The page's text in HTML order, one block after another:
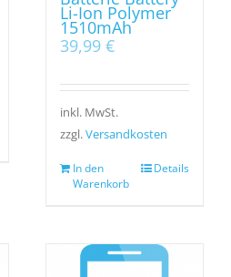
Li-Ion Polymer
1510mAh
39,99 €
inkl. MwSt.
zzgl.Versandkosten
In den
Warenkorb
Details